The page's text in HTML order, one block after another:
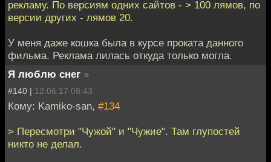
рекламу. По версиям одних сайтов - > 100 лямов, по
версии других - лямов 20.
У меня даже кошка была в курсе проката данного
фильма. Реклама лилась откуда только могла.
Я люблю снег »
#140 | 12.06.17 08:43
Кому: Kamiko-san, #134
> Пересмотри "Чужой" и "Чужие". Там глупостей
никто не делал.